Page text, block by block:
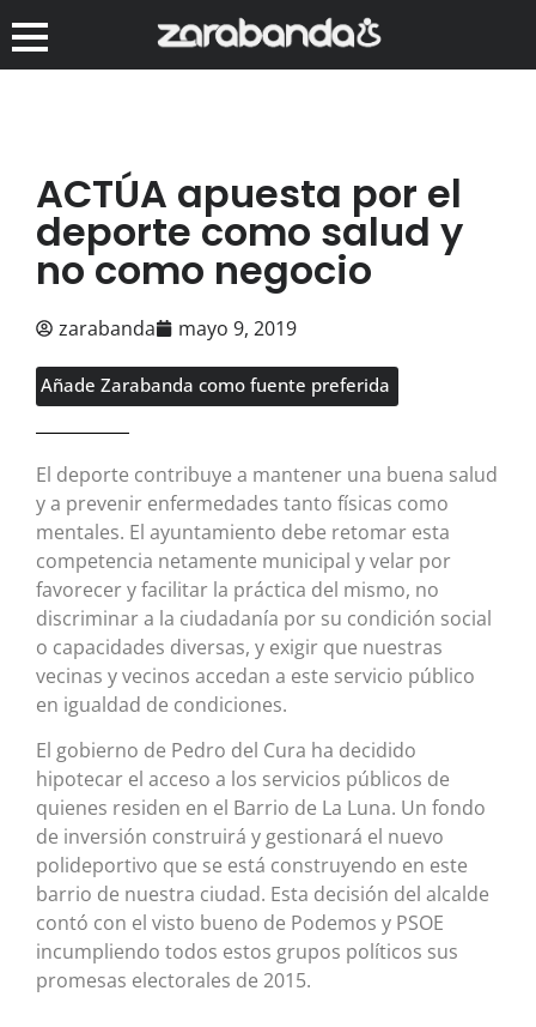
ACTÚA apuesta por el
deporte como salud y
no como negocio
zarabanda mayo 9, 2019
Añade Zarabanda como fuente preferida
El deporte contribuye a mantener una buena salud
y a prevenir enfermedades tanto físicas como
mentales. El ayuntamiento debe retomar esta
competencia netamente municipal y velar por
favorecer y facilitar la práctica del mismo, no
discriminar a la ciudadanía por su condición social
o capacidades diversas, y exigir que nuestras
vecinas y vecinos accedan a este servicio público
en igualdad de condiciones.
El gobierno de Pedro del Cura ha decidido
hipotecar el acceso a los servicios públicos de
quienes residen en el Barrio de La Luna. Un fondo
de inversión construirá y gestionará el nuevo
polideportivo que se está construyendo en este
barrio de nuestra ciudad. Esta decisión del alcalde
contó con el visto bueno de Podemos y PSOE
incumpliendo todos estos grupos políticos sus
promesas electorales de 2015.